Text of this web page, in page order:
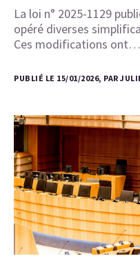
La loi n° 2025-1129
opéré diverses
Ces modifications ont…
PUBLIÉ LE 15/01/2026, PAR